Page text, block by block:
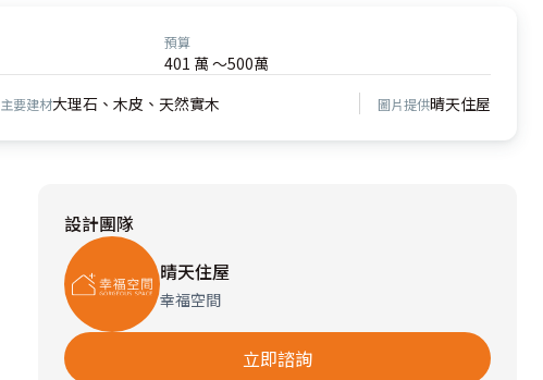
預算
401 萬 ～500萬
主要建材大理石、木皮、天然實木 圖片提供晴天住屋
設計團隊
晴天住屋
幸福空間
立即諮詢